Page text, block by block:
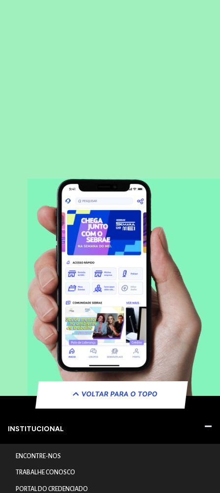
VOLTAR PARA O TOPO
INSTITUCIONAL
ENCONTRE-NOS
TRABALHE CONOSCO
PORTAL DO CREDENCIADO